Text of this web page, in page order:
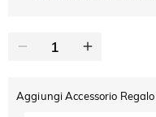
Aggiungi Accessorio Regalo